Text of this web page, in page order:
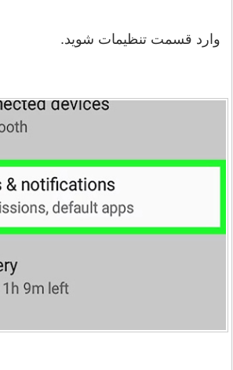
وارد قسمت تنظیمات شوید.